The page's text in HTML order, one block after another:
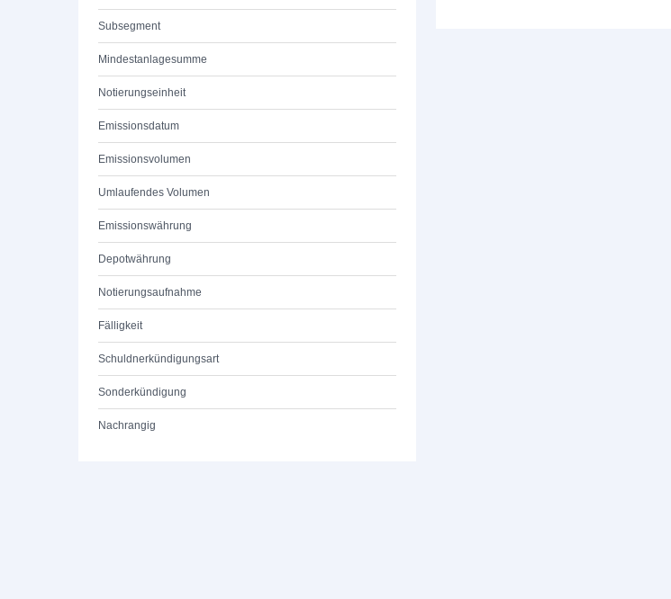
Subsegment
Mindestanlagesumme
Notierungseinheit
Emissionsdatum
Emissionsvolumen
Umlaufendes Volumen
Emissionswährung
Depotwährung
Notierungsaufnahme
Fälligkeit
Schuldnerkündigungsart
Sonderkündigung
Nachrangig